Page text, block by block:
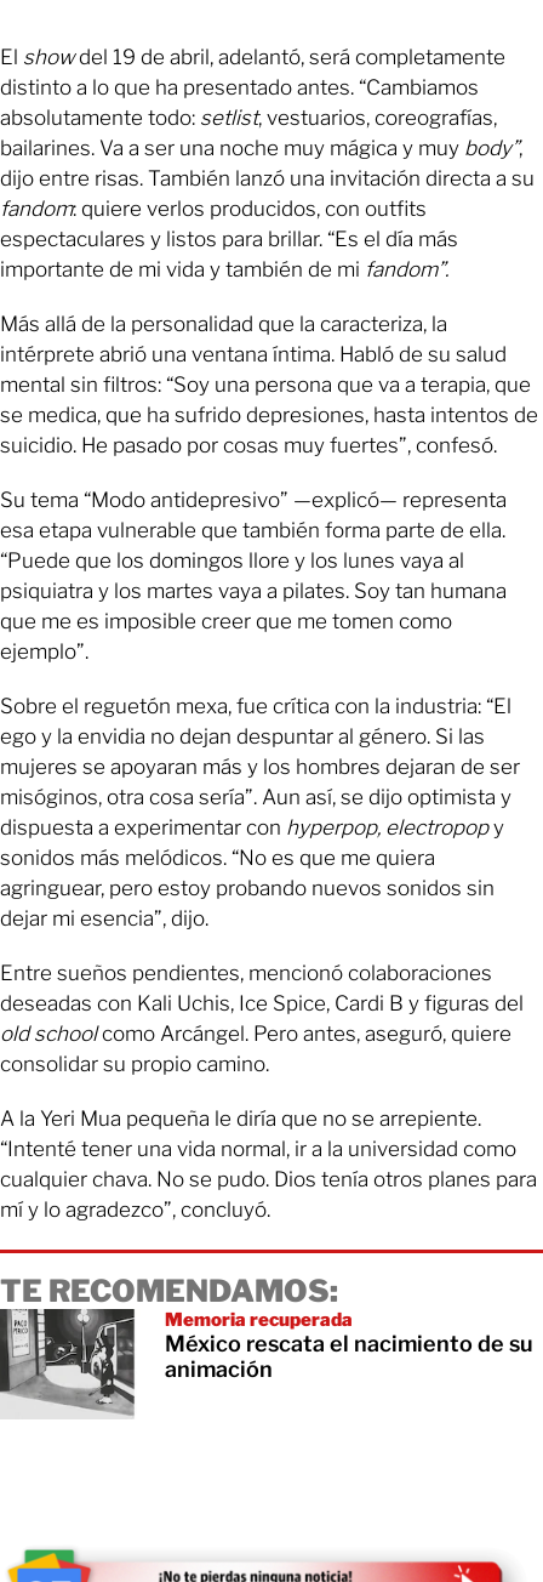
El showdel 19 de abril, adelantó, será completamente
distinto a lo que ha presentado antes. “Cambiamos
absolutamente todo: setlist, vestuarios, coreografías,
bailarines. Va a ser una noche muy mágica y muy body”,
dijo entre risas. También lanzó una invitación directa a su
fandom: quiere verlos producidos, con outfits
espectaculares y listos para brillar. “Es el día más
importante de mi vida y también de mi fandom”.
Más allá de la personalidad que la caracteriza, la
intérprete abrió una ventana íntima. Habló de su salud
mental sin filtros: “Soy una persona que va a terapia, que
se medica, que ha sufrido depresiones, hasta intentos de
suicidio. He pasado por cosas muy fuertes”, confesó.
Su tema “Modo antidepresivo” —explicó— representa
esa etapa vulnerable que también forma parte de ella.
“Puede que los domingos llore y los lunes vaya al
psiquiatra y los martes vaya a pilates. Soy tan humana
que me es imposible creer que me tomen como
ejemplo”.
Sobre el reguetón mexa, fue crítica con la industria: “El
ego y la envidia no dejan despuntar al género. Si las
mujeres se apoyaran más y los hombres dejaran de ser
misóginos, otra cosa sería”. Aun así, se dijo optimista y
dispuesta a experimentar con hyperpop, electropopy
sonidos más melódicos. “No es que me quiera
agringuear, pero estoy probando nuevos sonidos sin
dejar mi esencia”, dijo.
Entre sueños pendientes, mencionó colaboraciones
deseadas con Kali Uchis, Ice Spice, Cardi B y figuras del
old schoolcomo Arcángel. Pero antes, aseguró, quiere
consolidar su propio camino.
A la Yeri Mua pequeña le diría que no se arrepiente.
“Intenté tener una vida normal, ir a la universidad como
cualquier chava. No se pudo. Dios tenía otros planes para
mí y lo agradezco”, concluyó.
TE RECOMENDAMOS:
Memoria recuperada
México rescata el nacimiento de su
animación